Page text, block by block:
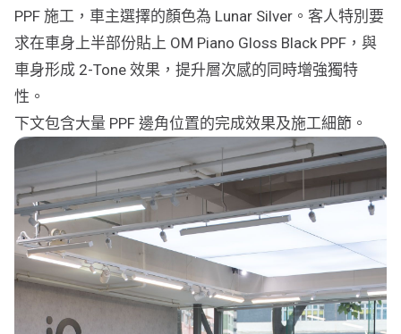
PPF 施工，車主選擇的顏色為 Lunar Silver。客人特別要
求在車身上半部份貼上 OM Piano Gloss Black PPF，與
車身形成 2-Tone 效果，提升層次感的同時增強獨特
性。
下文包含大量 PPF 邊角位置的完成效果及施工細節。